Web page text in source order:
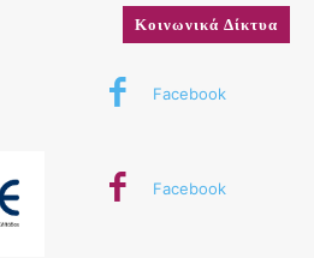
Κοινωνικά Δίκτυα
Facebook
Facebook